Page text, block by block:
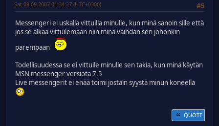
#5
Sat 08.09.2007 01:34:27 (UTC+0300)
Messengeri ei uskalla vittuilla minulle, kun minä sanoin sille että
jos se alkaa vittuilemaan niin minä vaihdan sen johonkin
parempaan
Todellisuudessa se ei vittuile minulle sen takia, kun minä käytän
MSN messenger versiota 7.5
Live messengerit ei enää toimi jostain syystä minun koneella
QUOTE